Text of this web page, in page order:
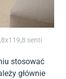
senti
stosować
głównie